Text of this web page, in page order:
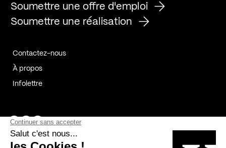
Soumettre une offre d'emploi
Soumettre une réalisation
Contactez-nous
À propos
Infolettre
Page Facebook de Kollectif
Page Instagram de Kollectif
Page Linkedin de Kollectif